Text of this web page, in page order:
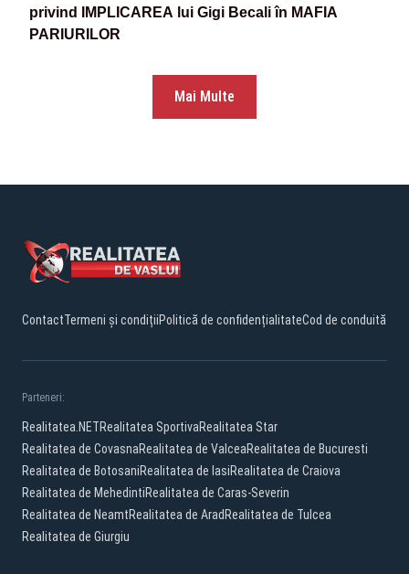
privind IMPLICAREA lui Gigi Becali în MAFIA
PARIURILOR
Mai Multe
ContactTermeni și condițiiPolitică de confidențialitateCod de conduită
Parteneri:
Realitatea.NETRealitatea SportivaRealitatea Star
Realitatea de CovasnaRealitatea de ValceaRealitatea de Bucuresti
Realitatea de BotosaniRealitatea de IasiRealitatea de Craiova
Realitatea de MehedintiRealitatea de Caras-Severin
Realitatea de NeamtRealitatea de Arad Realitatea de Tulcea
Realitatea de Giurgiu